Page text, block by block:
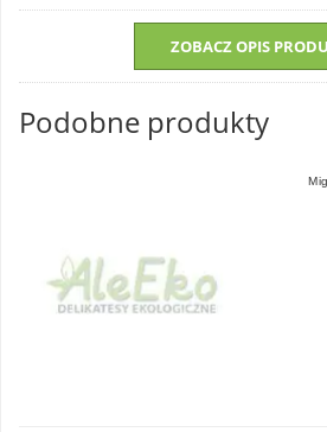
ZOBACZ OPIS
Podobne produkty